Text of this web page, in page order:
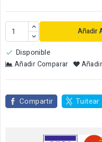
Añadir
 Disponible
Añadir Comparar
Compartir Tuitear